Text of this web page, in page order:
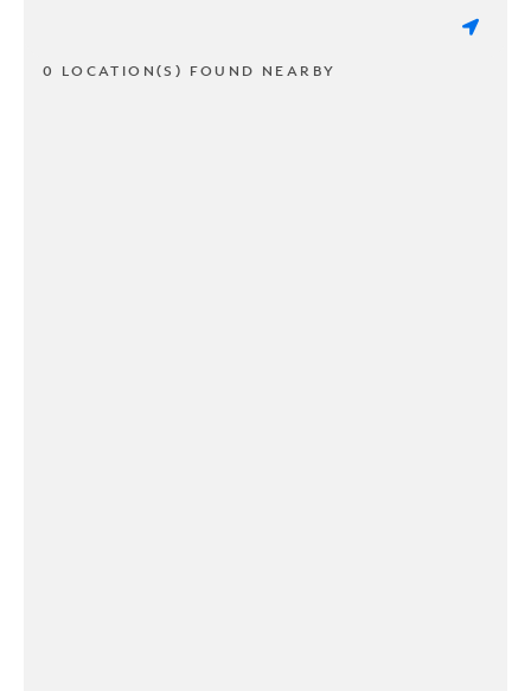
0 LOCATION(S) FOUND NEARBY